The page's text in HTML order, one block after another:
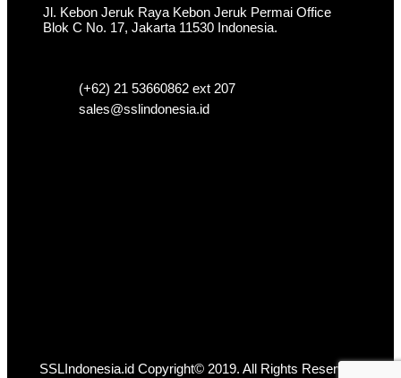
Jl. Kebon Jeruk Raya Kebon Jeruk Permai Office
Blok C No. 17, Jakarta 11530 Indonesia.
(+62) 21 53660862 ext 207
sales@sslindonesia.id
SSLIndonesia.id Copyright© 2019. All Rights Reserved.